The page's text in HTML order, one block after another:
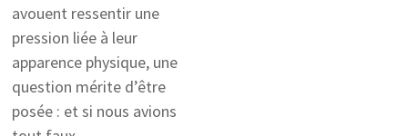
avouent ressentir une
pression liée à leur
apparence physique, une
question mérite d’être
posée : et si nous avions